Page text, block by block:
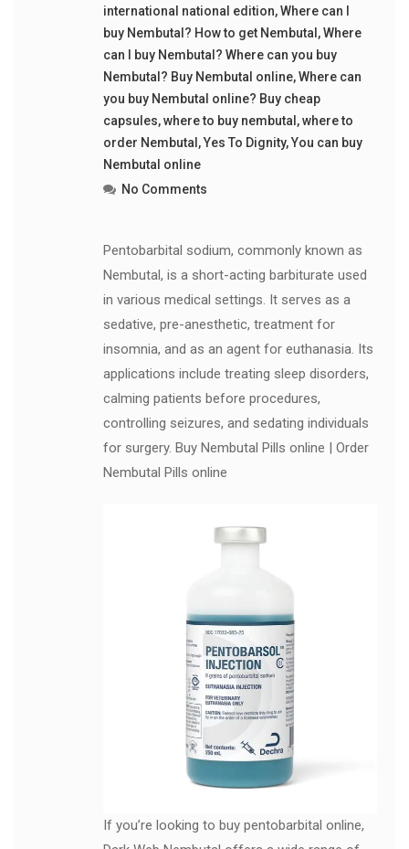
international national edition,Where can I
buy Nembutal? How to get Nembutal ,Where
can I buy Nembutal? Where can you buy
Nembutal? Buy Nembutal online,Where can
you buy Nembutal online? Buy cheap
capsules,where to buy nembutal ,where to
order Nembutal ,Yes To Dignity,You can buy
Nembutal online
No Comments
Pentobarbital sodium, commonly known as
Nembutal, is a short-acting barbiturate used
in various medical settings. It serves as a
sedative, pre-anesthetic, treatment for
insomnia, and as an agent for euthanasia. Its
applications include treating sleep disorders,
calming patients before procedures,
controlling seizures, and sedating individuals
for surgery. Buy Nembutal Pills online | Order
Nembutal Pills online
If you’re looking to buy pentobarbital online,